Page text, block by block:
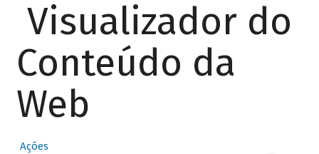
Visualizador do
Conteúdo da
Web
Ações